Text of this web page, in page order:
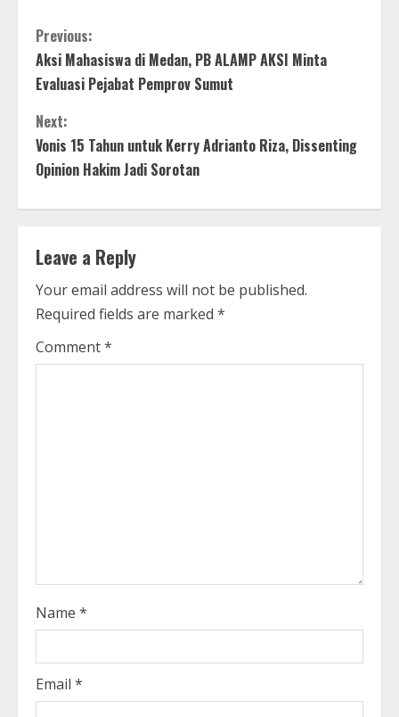
C
o
n
t
u
e
R
e
Previous:
Aksi Mahasiswa di Medan, PB ALAMP AKSI Minta
Evaluasi Pejabat Pemprov Sumut
Next:
Vonis 15 Tahun untuk Kerry Adrianto Riza, Dissenting
Opinion Hakim Jadi Sorotan
Leave a Reply
Your email address will not be published.
Required fields are marked *
Comment*
Name *
Email *